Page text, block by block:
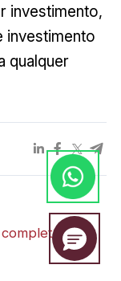
investimento,
investimento
qualquer